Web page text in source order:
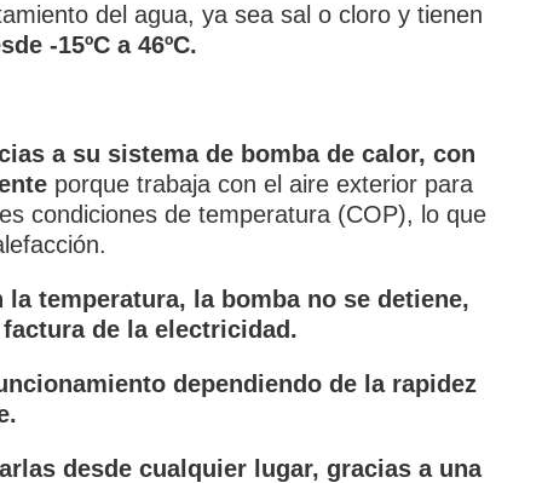
del agua, ya sea sal o cloro y tienen
-15ºC a 46ºC.
a su sistema de bomba de calor, con
porque trabaja con el aire exterior para
condiciones de temperatura (COP), lo que
temperatura, la bomba no se detiene,
de la electricidad.
dependiendo de la rapidez
desde cualquier lugar, gracias a una